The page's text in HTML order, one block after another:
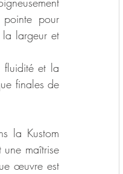
pour
la largeur et
fluidité et la
finales de
la Kustom
maîtrise
œuvre est